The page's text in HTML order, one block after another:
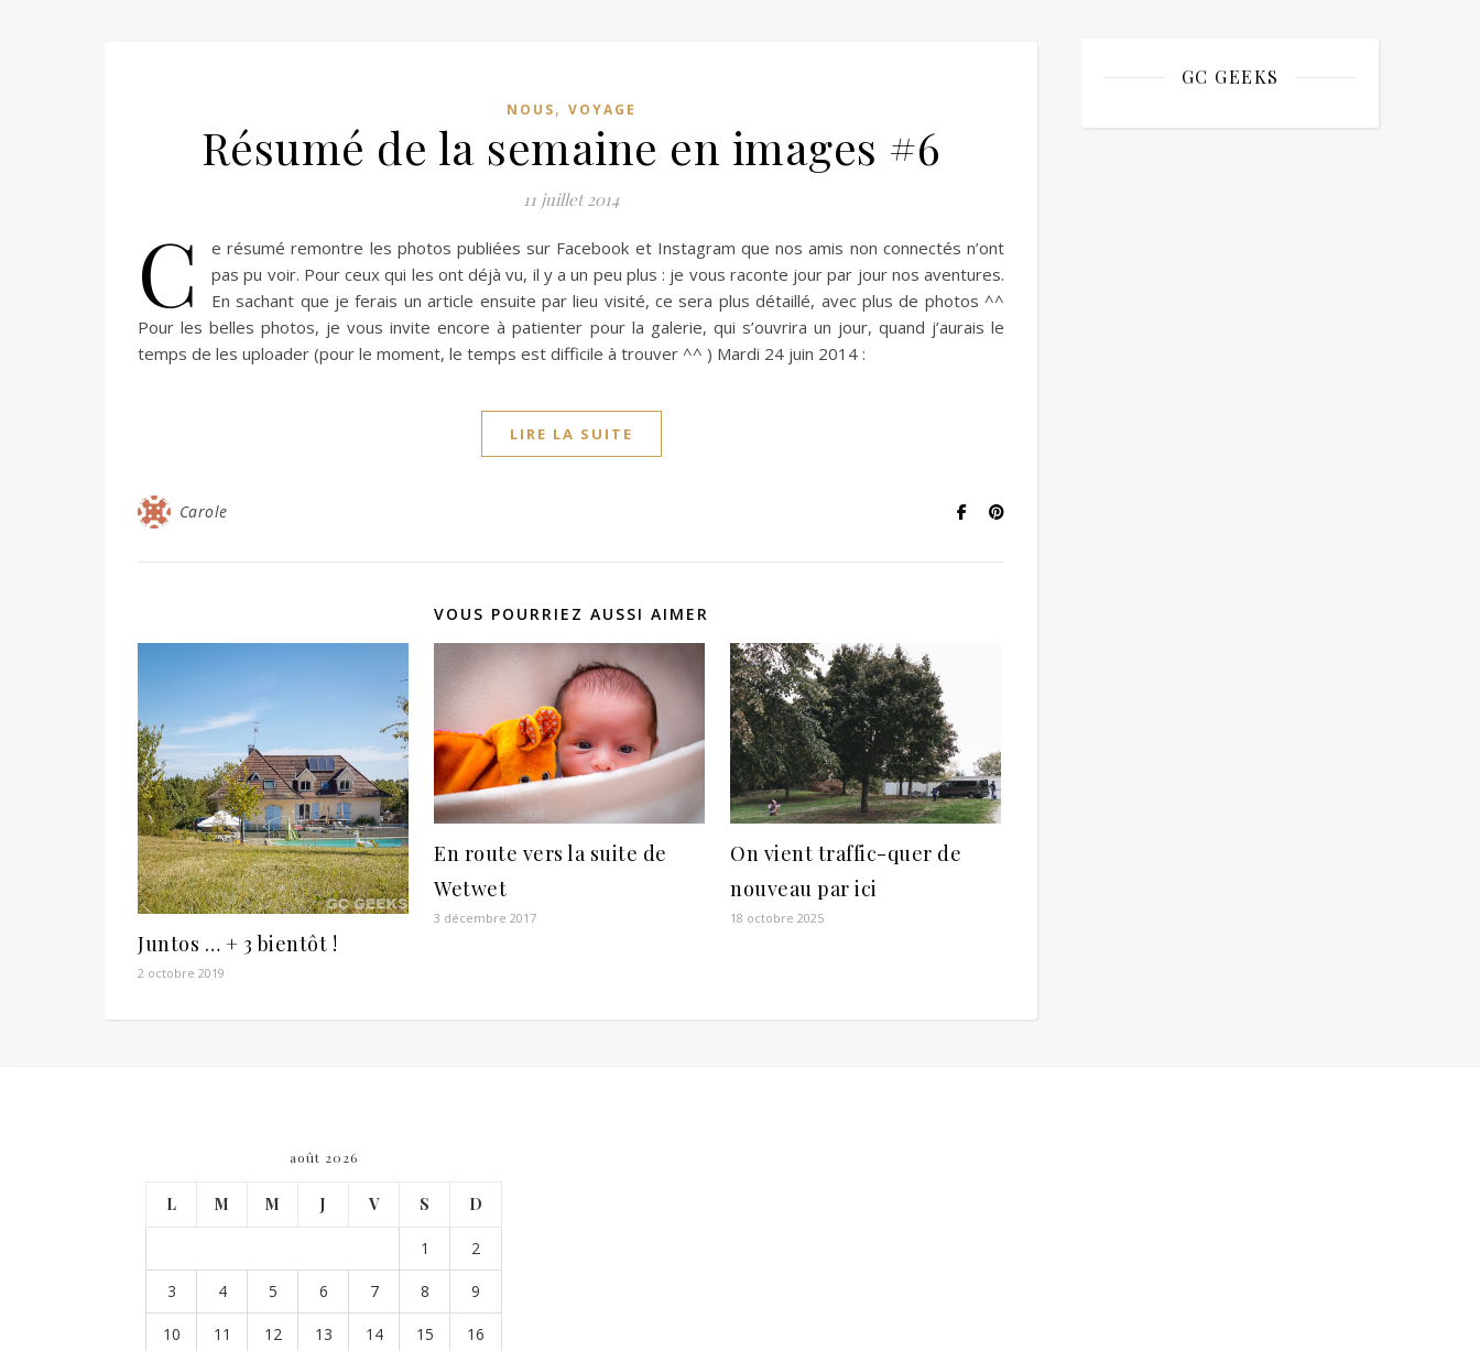
NOUS, VOYAGE
Résumé de la semaine en images #6
11 juillet 2014
C
e résumé remontre les photos publiées sur Facebook et Instagram que nos amis non connectés n’ont
pas pu voir. Pour ceux qui les ont déjà vu, il y a un peu plus : je vous raconte jour par jour nos aventures.
En sachant que je ferais un article ensuite par lieu visité, ce sera plus détaillé, avec plus de photos ^^
Pour les belles photos, je vous invite encore à patienter pour la galerie, qui s’ouvrira un jour, quand j’aurais le
temps de les uploader (pour le moment, le temps est difficile à trouver ^^ ) Mardi 24 juin 2014 :
LIRE LA SUITE
Carole
VOUS POURRIEZ AUSSI AIMER
Juntos … + 3 bientôt !
2 octobre 2019
En route vers la suite de
Wetwet
3 décembre 2017
On vient traffic-quer de
nouveau par ici
18 octobre 2025
GC GEEKS
août 2026
L M M J V S D
1 2
3 4 5 6 7 8 9
10 11 12 13 14 15 16